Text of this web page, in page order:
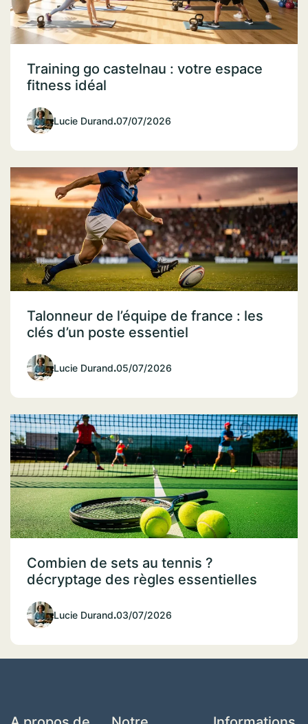
Training go castelnau : votre espace
fitness idéal
Lucie Durand.07/07/2026
Talonneur de l’équipe de france : les
clés d’un poste essentiel
Lucie Durand.05/07/2026
Combien de sets au tennis ?
décryptage des règles essentielles
Lucie Durand.03/07/2026